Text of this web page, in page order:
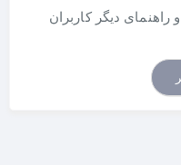
راهنمای دیگر کاربران